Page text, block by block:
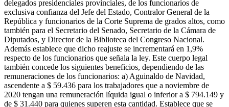
delegados presidenciales provinciales, de los funcionarios de
exclusiva confianza del Jefe del Estado, Contralor General de la
República y funcionarios de la Corte Suprema de grados altos, como
también para el Secretario del Senado, Secretario de la Cámara de
Diputados, y Director de la Biblioteca del Congreso Nacional.
Además establece que dicho reajuste se incrementará en 1,9%
respecto de los funcionarios que señala la ley. Este cuerpo legal
también concede los siguientes beneficios, dependiendo de las
remuneraciones de los funcionarios: a) Aguinaldo de Navidad,
ascendente a $ 59.436 para los trabajadores que a noviembre de
2020 tengan una remuneración líquida igual o inferior a $ 794.149 y
de $ 31.440 para quienes superen esta cantidad. Establece que se